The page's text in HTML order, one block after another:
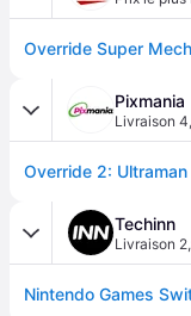
Pixmania
Livraison
Techinn
Livraison